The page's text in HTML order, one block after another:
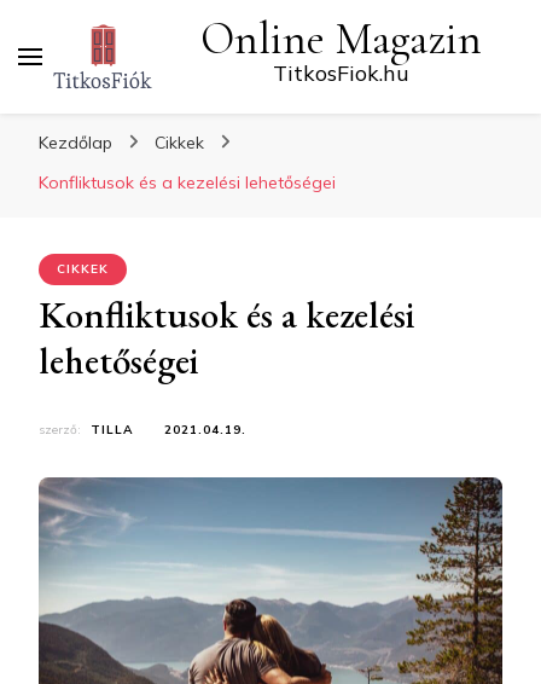
Online Magazin
TitkosFiok.hu
Kezdőlap
Cikkek
Konfliktusok és a kezelési lehetőségei
CIKKEK
Konfliktusok és a kezelési
lehetőségei
szerző: TILLA 2021.04.19.